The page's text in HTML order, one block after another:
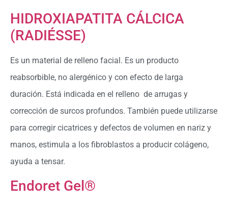
HIDROXIAPATITA CÁLCICA
(RADIÉSSE)
Es un material de relleno facial. Es un producto
reabsorbible, no alergénico y con efecto de larga
duración. Está indicada en el relleno de arrugas y
corrección de surcos profundos. También puede utilizarse
para corregir cicatrices y defectos de volumen en nariz y
manos, estimula a los fibroblastos a producir colágeno,
ayuda a tensar.
Endoret Gel®